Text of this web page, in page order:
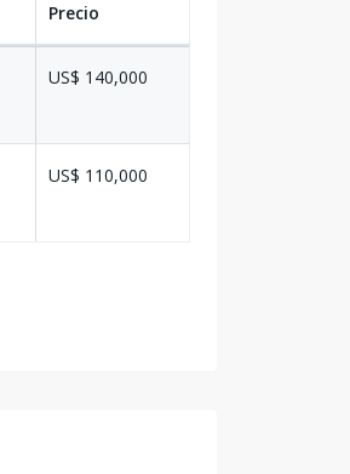
Precio
US$ 140,000
US$ 110,000